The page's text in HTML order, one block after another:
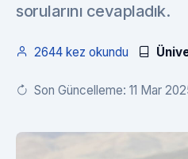
sorularını cevapladık.
2644 kez okundu
Son Güncelleme: 11 Mar